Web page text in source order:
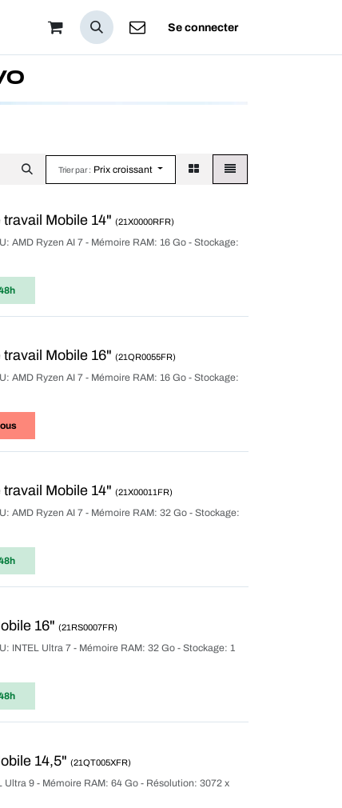
Se connecter
Trier par : Prix croissant
Mobile 14" (21X0000RFR)
AMD Ryzen AI 7 - Mémoire RAM: 16 Go - Stockage:
Mobile 16" (21QR0055FR)
AMD Ryzen AI 7 - Mémoire RAM: 16 Go - Stockage:
Mobile 14" (21X00011FR)
AMD Ryzen AI 7 - Mémoire RAM: 32 Go - Stockage:
16" (21RS0007FR)
INTEL Ultra 7 - Mémoire RAM: 32 Go - Stockage: 1
14,5" (21QT005XFR)
9 - Mémoire RAM: 64 Go - Résolution: 3072 x